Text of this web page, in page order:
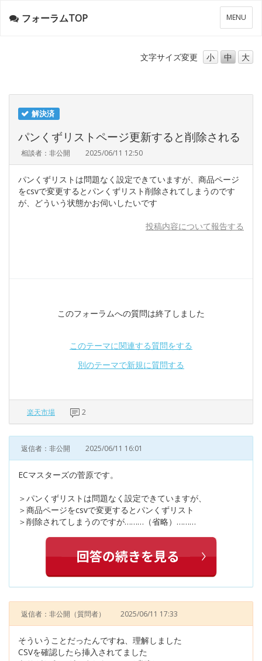
メ
ニ
ー
MENU
フォーラムTOP
文字サイズ変更 小 中 大
解決済
パンくずリストページ更新すると削除される
相談者：非公開 2025/06/11 12:50
パンくずリストは問題なく設定できていますが、商品ページ
をcsvで変更するとパンくずリスト削除されてしまうのです
が、どういう状態かお伺いしたいです
投稿内容について報告する
このフォーラムへの質問は終了しました
このテーマに関連する質問をする
別のテーマで新規に質問する
楽天市場 2
返信者：非公開 2025/06/11 16:01
ECマスターズの菅原です。
＞パンくずリストは問題なく設定できていますが、
＞商品ページをcsvで変更するとパンくずリスト
＞削除されてしまうのですが………（省略）………
返信者：非公開 （質問者） 2025/06/11 17:33
そういうことだったんですね、理解しました
CSVを確認したら挿入されてました